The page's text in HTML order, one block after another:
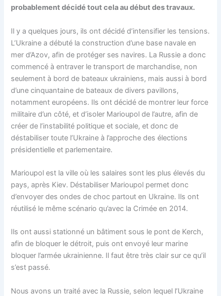
probablement décidé tout cela au début des travaux.
Il y a quelques jours, ils ont décidé d’intensifier les tensions.
L’Ukraine a débuté la construction d’une base navale en
mer d’Azov, afin de protéger ses navires. La Russie a donc
commencé à entraver le transport de marchandise, non
seulement à bord de bateaux ukrainiens, mais aussi à bord
d’une cinquantaine de bateaux de divers pavillons,
notamment européens. Ils ont décidé de montrer leur force
militaire d’un côté, et d’isoler Marioupol de l’autre, afin de
créer de l’instabilité politique et sociale, et donc de
déstabiliser toute l’Ukraine à l’approche des élections
présidentielle et parlementaire.
Marioupol est la ville où les salaires sont les plus élevés du
pays, après Kiev. Déstabiliser Marioupol permet donc
d’envoyer des ondes de choc partout en Ukraine. Ils ont
réutilisé le même scénario qu’avec la Crimée en 2014.
Ils ont aussi stationné un bâtiment sous le pont de Kerch,
afin de bloquer le détroit, puis ont envoyé leur marine
bloquer l’armée ukrainienne. Il faut être très clair sur ce qu’il
s’est passé.
Nous avons un traité avec la Russie, selon lequel l’Ukraine